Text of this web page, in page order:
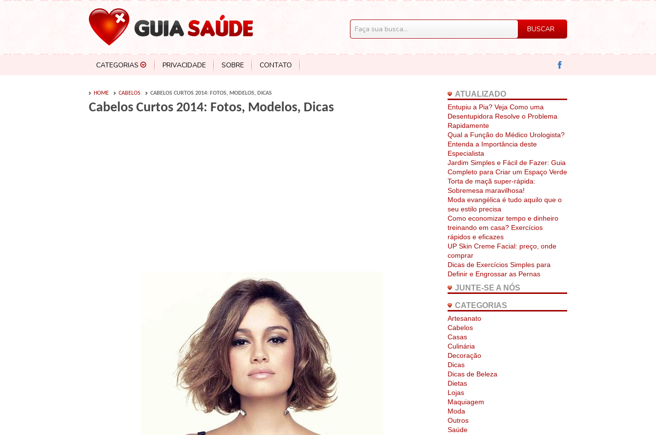
CATEGORIAS PRIVACIDADE SOBRE CONTATO
HOME CABELOS CABELOS CURTOS 2014: FOTOS, MODELOS, DICAS
Cabelos Curtos 2014: Fotos, Modelos, Dicas
ATUALIZADO
Entupiu a Pia? Veja Como uma
Desentupidora Resolve o Problema
Rapidamente
Qual a Função do Médico Urologista?
Entenda a Importância deste
Especialista
Jardim Simples e Fácil de Fazer: Guia
Completo para Criar um Espaço Verde
Torta de maçã super-rápida:
Sobremesa maravilhosa!
Moda evangélica é tudo aquilo que o
seu estilo precisa
Como economizar tempo e dinheiro
treinando em casa? Exercícios
rápidos e eficazes
UP Skin Creme Facial: preço, onde
comprar
Dicas de Exercícios Simples para
Definir e Engrossar as Pernas
JUNTE-SE A NÓS
CATEGORIAS
Artesanato
Cabelos
Casas
Culinária
Decoração
Dicas
Dicas de Beleza
Dietas
Lojas
Maquiagem
Moda
Outros
Saúde